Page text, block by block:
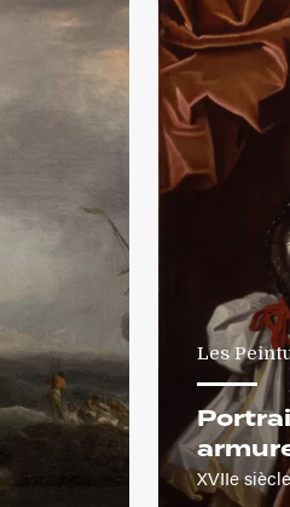
Les
XVIIe siècle